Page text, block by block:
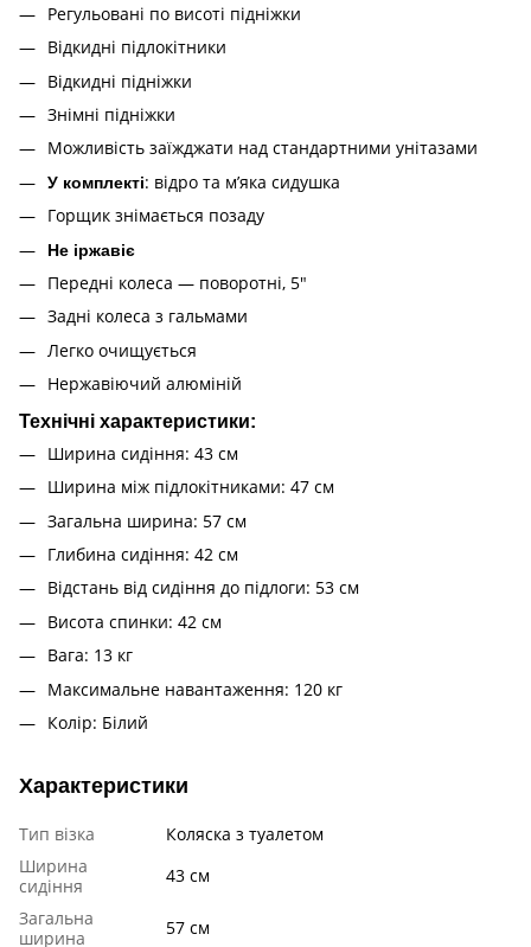
Регульовані по висоті підніжки
Відкидні підлокітники
Відкидні підніжки
Знімні підніжки
Можливість заїжджати над стандартними унітазами
У комплекті: відро та м’яка сидушка
Горщик знімається позаду
Не іржавіє
Передні колеса — поворотні, 5"
Задні колеса з гальмами
Легко очищується
Нержавіючий алюміній
Технічні характеристики:
Ширина сидіння: 43 см
Ширина між підлокітниками: 47 см
Загальна ширина: 57 см
Глибина сидіння: 42 см
Відстань від сидіння до підлоги: 53 см
Висота спинки: 42 см
Вага: 13 кг
Максимальне навантаження: 120 кг
Колір: Білий
Характеристики
Тип візка
Коляска з туалетом
Ширина
сидіння
43 см
Загальна
ширина
57 см